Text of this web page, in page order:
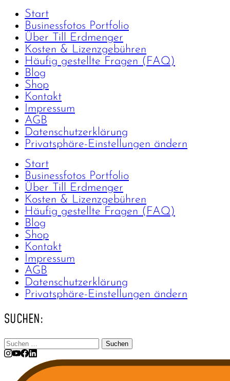
Start
Businessfotos Portfolio
Über Till Erdmenger
Kosten & Lizenzgebühren
Häufig gestellte Fragen (FAQ)
Blog
Shop
Kontakt
Impressum
AGB
Datenschutzerklärung
Privatsphäre-Einstellungen ändern
Start
Businessfotos Portfolio
Über Till Erdmenger
Kosten & Lizenzgebühren
Häufig gestellte Fragen (FAQ)
Blog
Shop
Kontakt
Impressum
AGB
Datenschutzerklärung
Privatsphäre-Einstellungen ändern
SUCHEN:
Suchen
nach: